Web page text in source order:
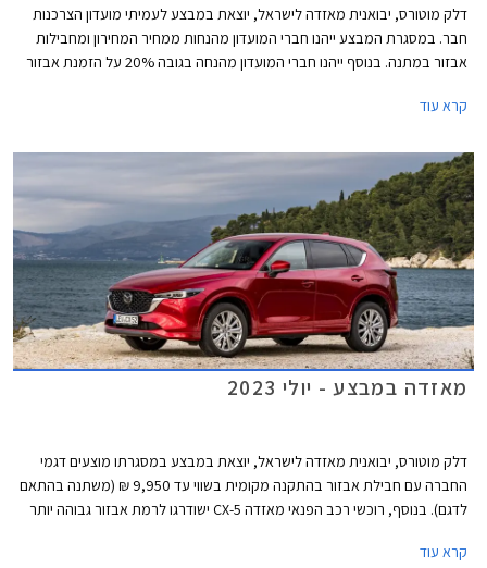
דלק מוטורס, יבואנית מאזדה לישראל, יוצאת במבצע לעמיתי מועדון הצרכנות
חבר. במסגרת המבצע ייהנו חברי המועדון מהנחות ממחיר המחירון ומחבילות
אבזור במתנה. בנוסף ייהנו חברי המועדון מהנחה בגובה 20% על הזמנת אבזור
התצוגה של מאזדה בין התאריכים 12.09.2023-13.10.2023.
קרא עוד
מאזדה במבצע - יולי 2023
דלק מוטורס, יבואנית מאזדה לישראל, יוצאת במבצע במסגרתו מוצעים דגמי
החברה עם חבילת אבזור בהתקנה מקומית בשווי עד 9,950 ₪ (משתנה בהתאם
לדגם). בנוסף, רוכשי רכב הפנאי מאזדה CX-5 ישודרגו לרמת אבזור גבוהה יותר
התצוגה של מאזדה ברחבי הארץ.
קרא עוד